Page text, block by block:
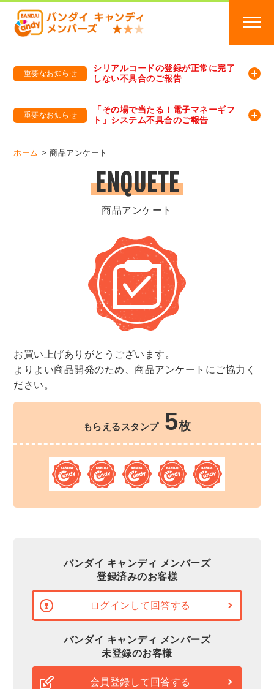
重要なお知らせ
シリアルコードの登録が正常に完了
しない不具合のご報告
重要なお知らせ
「その場で当たる！電子マネーギフ
ト」システム不具合のご報告
ホーム 商品アンケート
ENQUETE
商品アンケート
お買い上げありがとうございます。
よりよい商品開発のため、商品アンケートにご協力く
ださい。
もらえるスタンプ 5枚
バンダイ キャンディ メンバーズ
登録済みのお客様
ログインして回答する
バンダイ キャンディ メンバーズ
未登録のお客様
会員登録して回答する